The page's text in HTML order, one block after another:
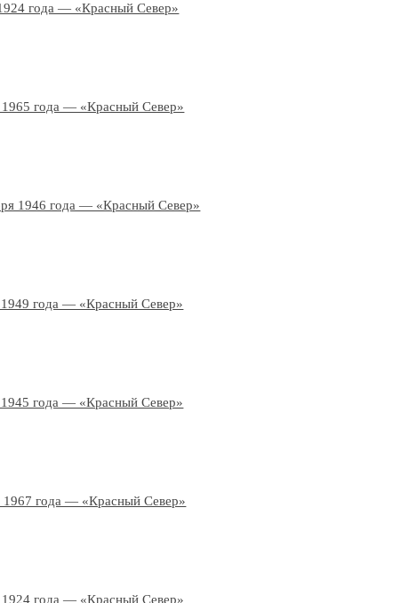
года — «Красный Север»
года — «Красный Север»
1946 года — «Красный Север»
года — «Красный Север»
года — «Красный Север»
1967 года — «Красный Север»
года — «Красный Север»